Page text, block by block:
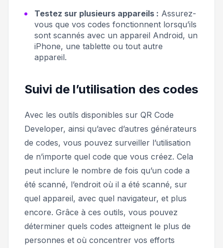
Testez sur plusieurs appareils : Assurez-
vous que vos codes fonctionnent lorsqu’ils
sont scannés avec un appareil Android, un
iPhone, une tablette ou tout autre
appareil.
Suivi de l’utilisation des codes
Avec les outils disponibles sur QR Code
Developer, ainsi qu’avec d’autres générateurs
de codes, vous pouvez surveiller l’utilisation
de n’importe quel code que vous créez. Cela
peut inclure le nombre de fois qu’un code a
été scanné, l’endroit où il a été scanné, sur
quel appareil, avec quel navigateur, et plus
encore. Grâce à ces outils, vous pouvez
déterminer quels codes atteignent le plus de
personnes et où concentrer vos efforts